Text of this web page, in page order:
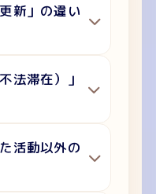
新」の違い
法滞在）」
活動以外の